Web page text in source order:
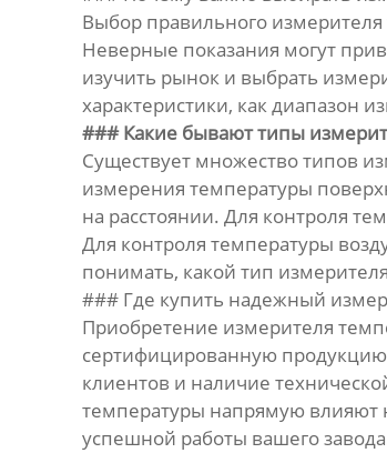
Выбор правильного
Неверные показания могут
изучить рынок и выбрать
характеристики, как диапазон
### Какие бывают типы
Существует множество типов
измерения температуры
на расстоянии. Для контроля
Для контроля температуры
понимать, какой тип
### Где купить надежный
Приобретение измерителя
сертифицированную
клиентов и наличие
температуры напрямую влияют
успешной работы вашего